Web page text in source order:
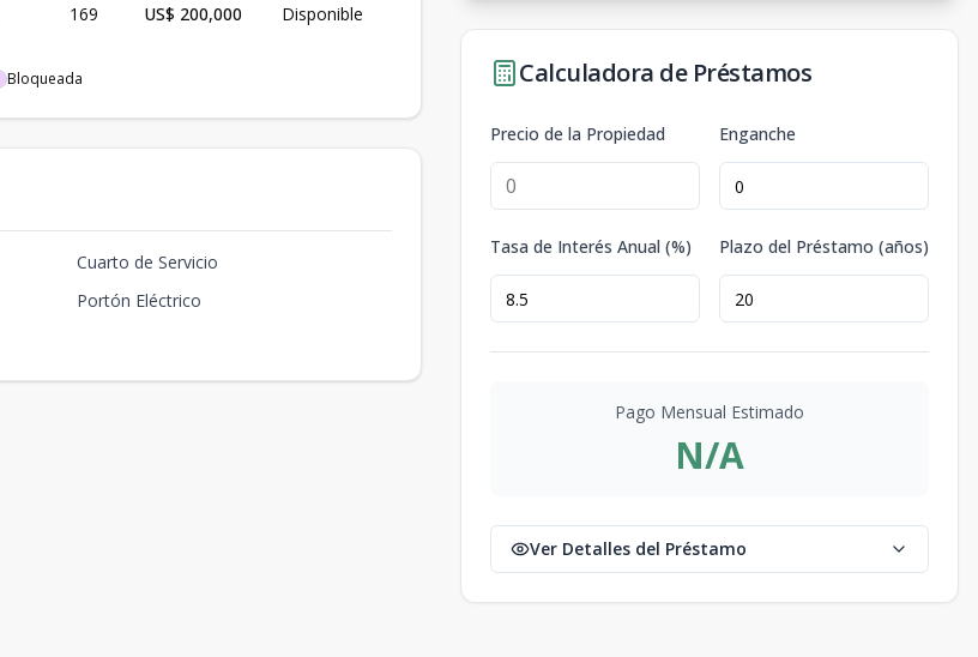
169 US$ 200,000 Disponible
Bloqueada
Cuarto de Servicio
Portón Eléctrico
Calculadora de Préstamos
Precio de la Propiedad Enganche
Tasa de Interés Anual (%) Plazo del Préstamo (años)
Pago Mensual Estimado
N/A
Ver Detalles del Préstamo